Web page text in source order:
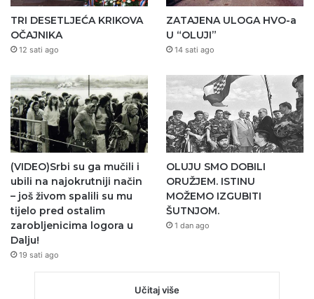
TRI DESETLJEĆA KRIKOVA
OČAJNIKA
12 sati ago
ZATAJENA ULOGA HVO-a
U “OLUJI”
14 sati ago
(VIDEO)Srbi su ga mučili i
ubili na najokrutniji način
– još živom spalili su mu
tijelo pred ostalim
zarobljenicima logora u
Dalju!
19 sati ago
OLUJU SMO DOBILI
ORUŽJEM. ISTINU
MOŽEMO IZGUBITI
ŠUTNJOM.
1 dan ago
Učitaj više